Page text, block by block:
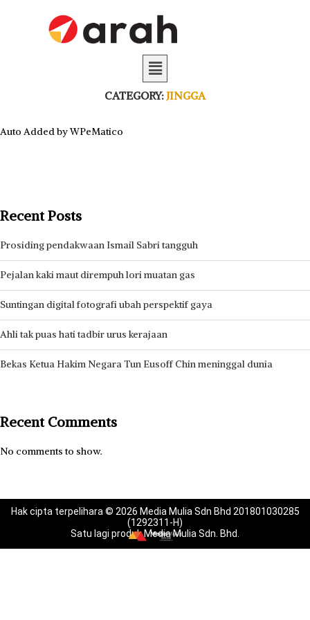
CATEGORY: JINGGA
Auto Added by WPeMatico
Recent Posts
Prosiding pendakwaan Ismail Sabri tangguh
Pejalan kaki maut dirempuh lori muatan gas
Suntingan digital fotografi ubah perspektif gaya
Ahli tak puas hati tadbir urus kerajaan
Bekas Ketua Hakim Negara Tun Eusoff Chin meninggal dunia
Recent Comments
No comments to show.
Hak cipta terpelihara © 2026 Media Mulia Sdn Bhd 201801030285
(1292311-H)
Satu lagi produk Media Mulia Sdn. Bhd.